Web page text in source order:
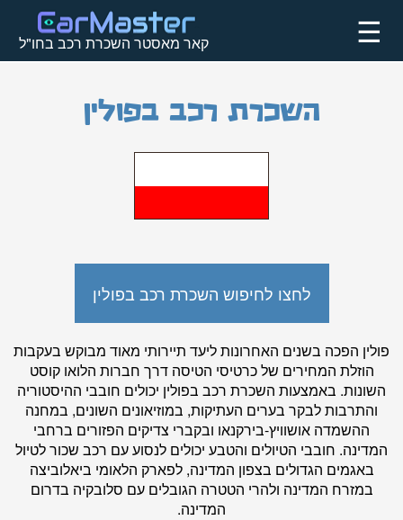
קאר מאסטר השכרת רכב בחו"ל ☰
השכרת רכב בפולין
לחצו לחיפוש השכרת רכב בפולין
פולין הפכה בשנים האחרונות ליעד תיירותי מאוד מבוקש בעקבות
הוזלת המחירים של כרטיסי הטיסה דרך חברות הלואו קוסט
השונות. באמצעות השכרת רכב בפולין יכולים חובבי ההיסטוריה
והתרבות לבקר בערים העתיקות, במוזיאונים השונים, במחנה
ההשמדה אושוויץ-בירקנאו ובקברי צדיקים הפזורים ברחבי
המדינה. חובבי הטיולים והטבע יכולים לנסוע עם רכב שכור לטיול
באגמים הגדולים בצפון המדינה, לפארק הלאומי ביאלוביצה
במזרח המדינה ולהרי הטטרה הגובלים עם סלובקיה בדרום
המדינה.